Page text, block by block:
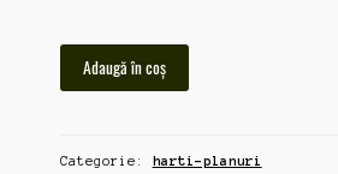
format
Adaugă în coș
Categorie: harti-planuri